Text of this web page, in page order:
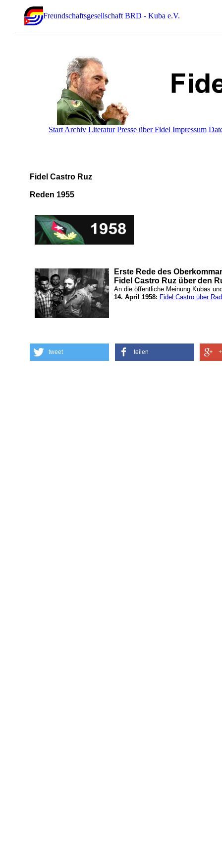
Freundschaftsgesellschaft BRD - Kuba e.V.
Start Archiv Literatur Presse über Fidel Impressum
Fidel Castro Ruz
Reden 1955
Erste Rede des
Fidel Castro Ruz über den
An die öffentliche Meinung Kubas
14. April 1958: Fidel Castro über
tweet teilen